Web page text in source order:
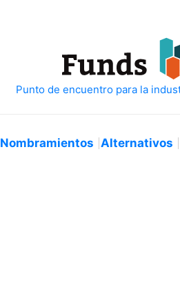
Nombramientos Alternativos